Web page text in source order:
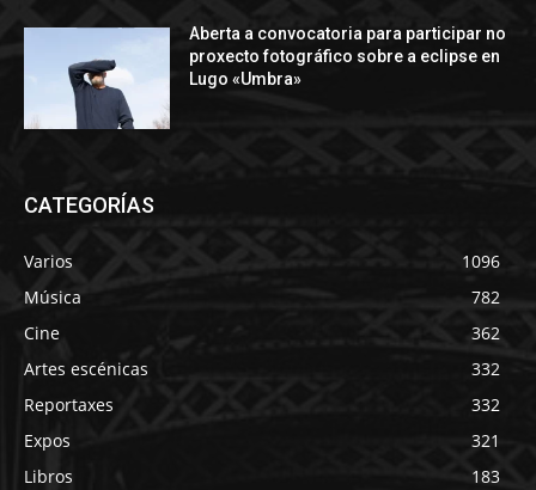
Aberta a convocatoria para participar no
proxecto fotográfico sobre a eclipse en
Lugo «Umbra»
CATEGORÍAS
Varios
1096
Música
782
Cine
362
Artes escénicas
332
Reportaxes
332
Expos
321
Libros
183